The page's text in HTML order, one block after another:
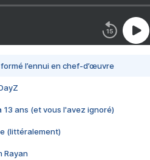
l’ennui en chef-d’œuvre
13 ans (et vous l'avez ignoré)
(littéralement)
Rayan